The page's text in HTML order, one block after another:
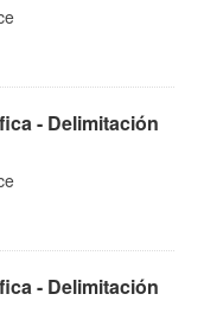
- Delimitación
- Delimitación